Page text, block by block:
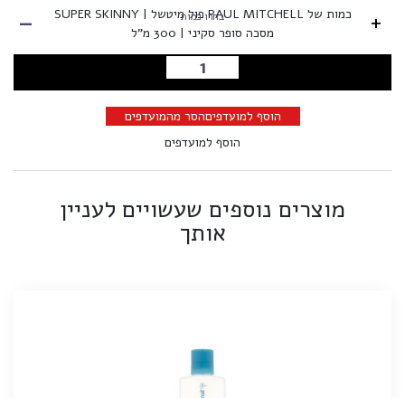
+
כמות של PAUL MITCHELL פול מיטשל | SUPER SKINNY
מסכה סופר סקיני | 300 מ"ל
בחרו כמות -
הוספה לסל
הוסף למועדפיםהסר מהמועדפים
הוסף למועדפים
מוצרים נוספים שעשויים לעניין
אותך